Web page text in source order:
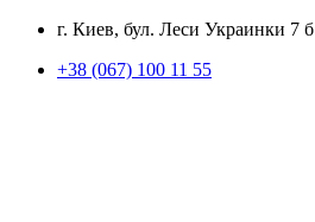
г. Киев, бул. Леси Украинки 7 б
+38 (067) 100 11 55